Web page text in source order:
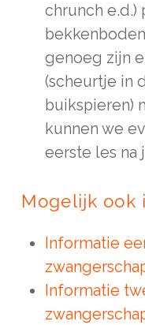
chrunch e.d.)
genoeg zijn
(scheurtje in
buikspieren)
kunnen we
eerste les na
Mogelijk ook
Informatie
Informatie